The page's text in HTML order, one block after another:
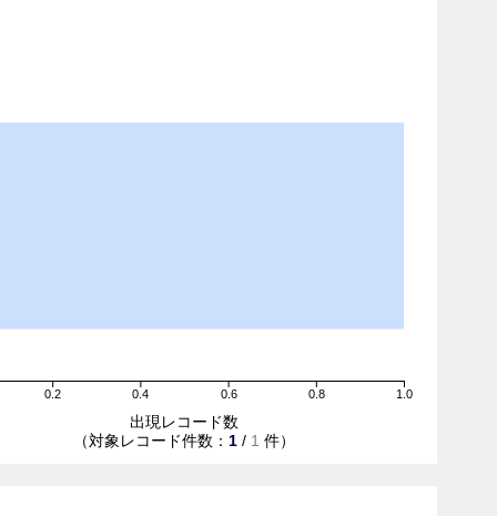
0.2 0.4 0.6 0.8 1.0
出現レコード数
（対象レコード件数： 1 / 1 件）